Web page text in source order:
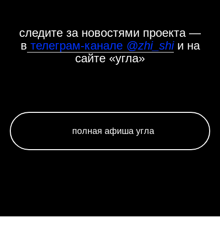
следите за новостями проекта —
в телеграм-канале @zhi_shi и на
сайте «угла»
полная афиша угла